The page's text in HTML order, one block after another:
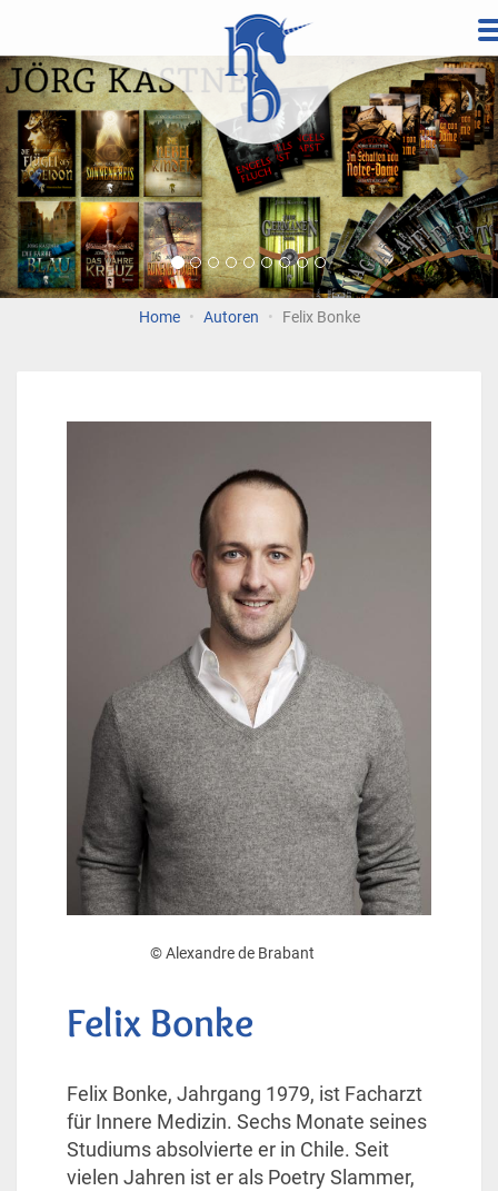
InhaltVorherige
Home Autoren Felix Bonke
© Alexandre de Brabant
Felix Bonke
Felix Bonke, Jahrgang 1979, ist Facharzt
für Innere Medizin. Sechs Monate seines
Studiums absolvierte er in Chile. Seit
vielen Jahren ist er als Poetry Slammer,